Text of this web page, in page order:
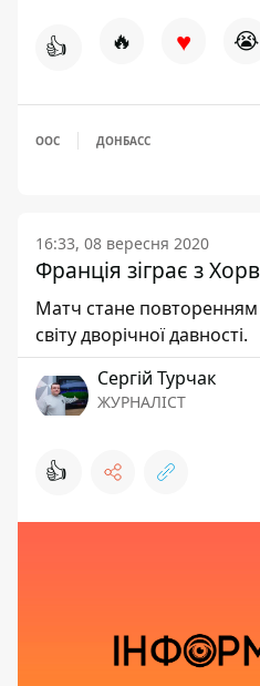
👍 🔥 ♥ 😭
ООС ДОНБАСС
16:33, 08 вересня 2020
Франція зіграє з
Матч стане повторенням
світу дворічної давності.
Сергій Турчак
ЖУРНАЛІСТ
👍